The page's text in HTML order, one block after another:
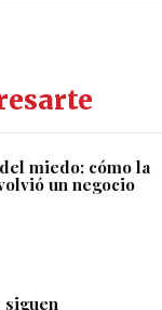
miedo: cómo la
un negocio